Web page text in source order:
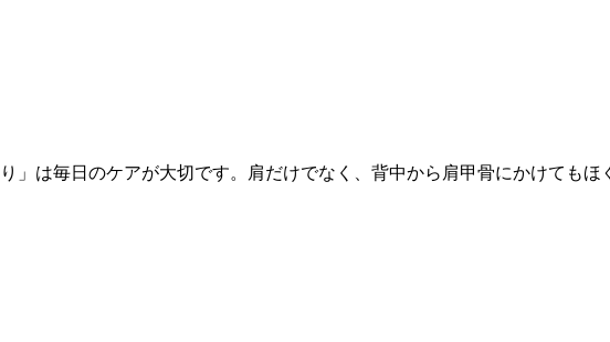
」は毎日のケアが大切です。肩だけでなく、背中から肩甲骨にかけてもほ